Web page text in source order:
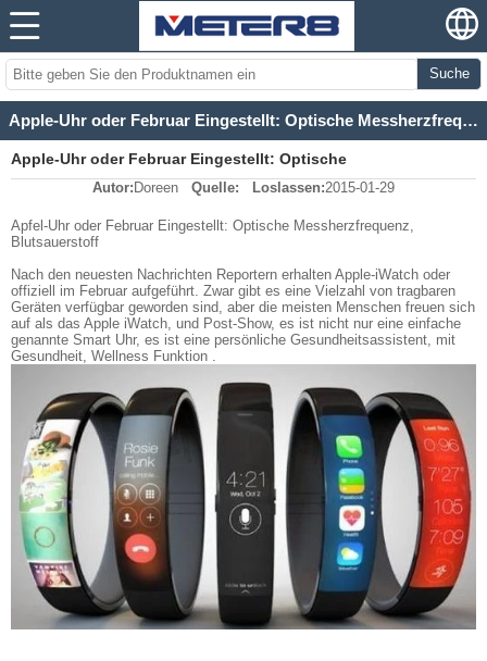
Suche
Apple-Uhr oder Februar Eingestellt: Optische Messherzfrequenz, Blutsauerstoff
Apple-Uhr oder Februar Eingestellt: Optische
Messherzfrequenz, Blutsauerstoff
Autor: Doreen Quelle: Loslassen:2015-01-29
Apfel-Uhr oder Februar Eingestellt: Optische Messherzfrequenz,
Blutsauerstoff
Nach den neuesten Nachrichten Reportern erhalten Apple-iWatch oder
offiziell im Februar aufgeführt. Zwar gibt es eine Vielzahl von tragbaren
Geräten verfügbar geworden sind, aber die meisten Menschen freuen sich
auf als das Apple iWatch, und Post-Show, es ist nicht nur eine einfache
genannte Smart Uhr, es ist eine persönliche Gesundheitsassistent, mit
Gesundheit, Wellness Funktion .